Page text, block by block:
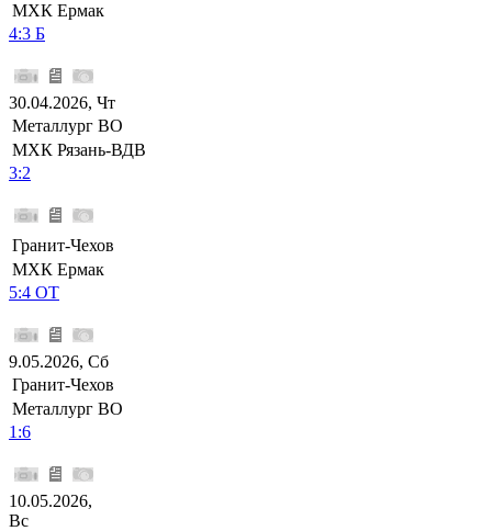
МХК Ермак
4:3 Б
30.04.2026, Чт
Металлург ВО
МХК Рязань-ВДВ
3:2
Гранит-Чехов
МХК Ермак
5:4 ОТ
9.05.2026, Сб
Гранит-Чехов
Металлург ВО
1:6
10.05.2026,
Вс